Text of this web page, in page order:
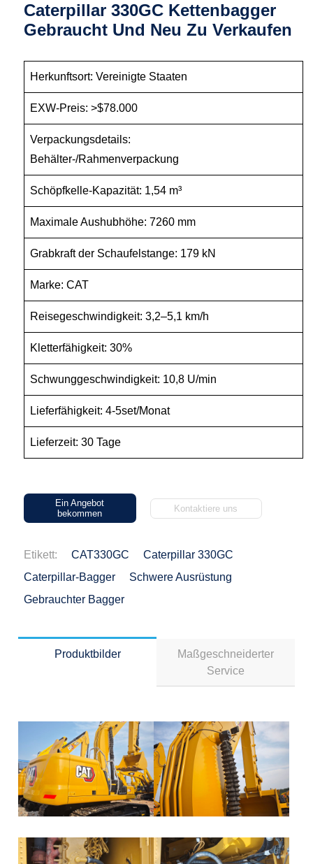
Caterpillar 330GC Kettenbagger
Gebraucht Und Neu Zu Verkaufen
Herkunftsort: Vereinigte Staaten
EXW-Preis: >$78.000
Verpackungsdetails:
Behälter-/Rahmenverpackung
Schöpfkelle-Kapazität: 1,54 m³
Maximale Aushubhöhe: 7260 mm
Grabkraft der Schaufelstange: 179 kN
Marke: CAT
Reisegeschwindigkeit: 3,2–5,1 km/h
Kletterfähigkeit: 30%
Schwunggeschwindigkeit: 10,8 U/min
Lieferfähigkeit: 4-5set/Monat
Lieferzeit: 30 Tage
Ein Angebot
bekommen
Kontaktiere uns
Etikett: CAT330GC
Caterpillar 330GC
Caterpillar-Bagger
Schwere Ausrüstung
Gebrauchter Bagger
Produktbilder
Maßgeschneiderter
Service